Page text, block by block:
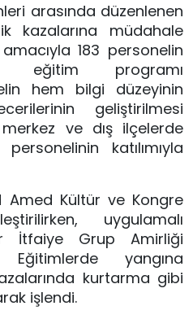
arasında düzenlenen
kazalarına müdahale
183 personelin
eğitim programı
hem bilgi düzeyinin
geliştirilmesi
ve dış ilçelerde
katılımıyla
Kültür ve Kongre
uygulamalı
İtfaiye Grup Amirliği
Eğitimlerde yangına
kurtarma gibi
işlendi.